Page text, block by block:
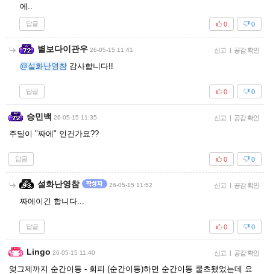
에..
답글 0
0
별보다이관우 26-05-15 11:41 신고 | 공감 확인
@설화난영참 감사합니다!!
답글 0
0
승민백 26-05-15 11:35 신고 | 공감 확인
주딜이 "짜에" 인건가요??
답글 0
0
설화난영참 26-05-15 11:52 신고 | 공감 확인
짜에이긴 합니다...
답글 0
0
Lingo 26-05-15 11:40 신고 | 공감 확인
엊그제까지 순간이동 - 회피 (순간이동)하면 순간이동 쿨초됐었는데 요